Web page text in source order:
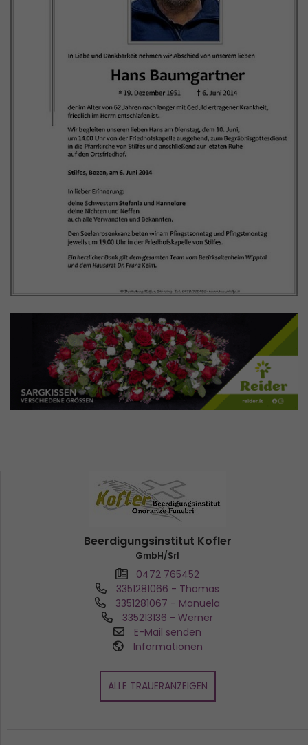
Beerdigungsinstitut Kofler
GmbH/Srl
0472 765452
3351281066 - Thomas
3351281067 - Manuela
335213136 - Werner
E-Mail senden
Informationen
ALLE TRAUERANZEIGEN